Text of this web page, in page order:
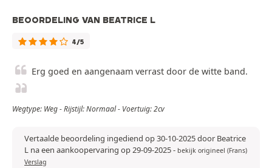
BEOORDELING VAN BEATRICE L
4/5
Erg goed en aangenaam verrast door de witte band.
Wegtype: Weg - Rijstijl: Normaal - Voertuig: 2cv
Vertaalde beoordeling ingediend op 30-10-2025 door Beatrice
L na een aankoopervaring op 29-09-2025- bekijk origineel (Frans)
Verslag